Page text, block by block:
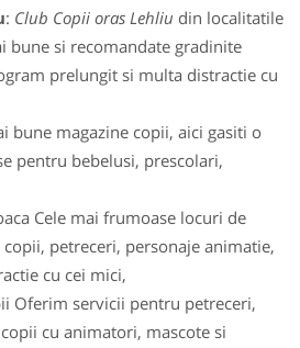
: Club Copii oras Lehliu din localitatile
bune si recomandate gradinite
prelungit si multa distractie cu
bune magazine copii, aici gasiti o
pentru bebelusi, prescolari,
Cele mai frumoase locuri de
petreceri, personaje animatie,
cu cei mici,
Oferim servicii pentru petreceri,
cu animatori, mascote si